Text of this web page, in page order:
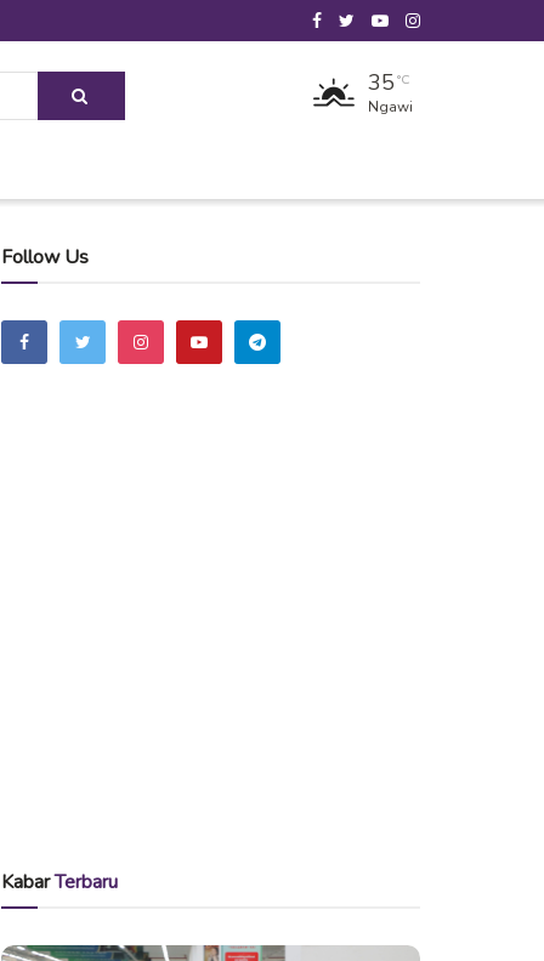
35 °C
Ngawi
Follow Us
KabarTerbaru